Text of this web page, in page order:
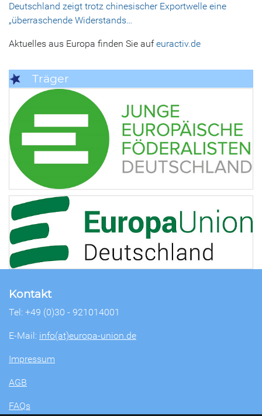
Deutschland zeigt trotz chinesischer Exportwelle eine
„überraschende Widerstands…
Aktuelles aus Europa finden Sie aufeuractiv.de
Träger
Kontakt
Tel: +49 (0)30 - 921014001
E-Mail: info(at)europa-union.de
Impressum
AGB
FAQs